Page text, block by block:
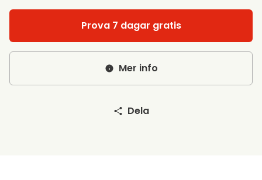
Prova 7 dagar gratis
Mer info
Dela